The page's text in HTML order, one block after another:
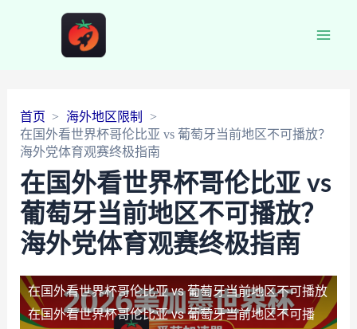
首页
海外地区限制
在国外看世界杯哥伦比亚 vs 葡萄牙当前地区不可播放？
海外党体育观赛终极指南
在国外看世界杯哥伦比亚 vs
葡萄牙当前地区不可播放？
海外党体育观赛终极指南
在国外看世界杯哥伦比亚 vs 葡萄牙当前地区不可播放
在国外看世界杯哥伦比亚 vs 葡萄牙当前地区不可播